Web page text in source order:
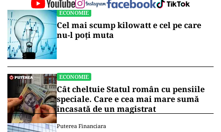
ECONOMIE
Cel mai scump kilowatt e cel pe care
nu-l poți muta
ECONOMIE
Cât cheltuie Statul român cu pensiile
speciale. Care e cea mai mare sumă
încasată de un magistrat
Puterea Financiara